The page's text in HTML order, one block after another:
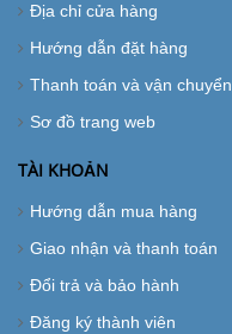
Địa chỉ cửa hàng
Hướng dẫn đặt hàng
Thanh toán và vận chuyển
Sơ đồ trang web
TÀI KHOẢN
Hướng dẫn mua hàng
Giao nhận và thanh toán
Đổi trả và bảo hành
Đăng ký thành viên